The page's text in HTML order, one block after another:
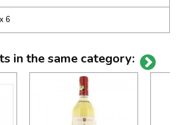
x 6
in the same category: